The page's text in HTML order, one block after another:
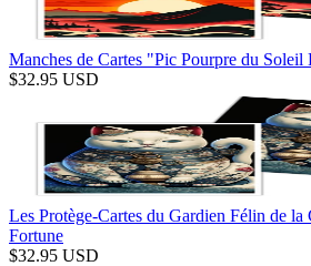
Manches de Cartes "Pic Pourpre du Soleil
$32.95 USD
Les Protège-Cartes du Gardien Félin de la
Fortune
$32.95 USD